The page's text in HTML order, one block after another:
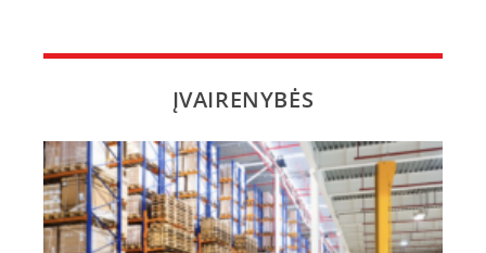
ĮVAIRENYBĖS